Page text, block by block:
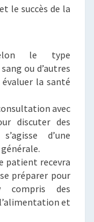
le succès de la
le type
ou d’autres
la santé
avec
discuter des
d’une
patient recevra
préparer pour
des
et